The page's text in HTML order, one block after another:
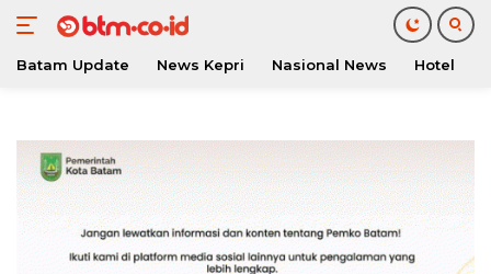
konten
Batam Update News Kepri Nasional News Hotel